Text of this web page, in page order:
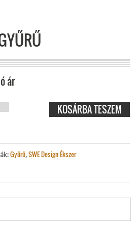
ár
KOSÁRBA TESZEM
Gyűrű, SWE Design Ékszer